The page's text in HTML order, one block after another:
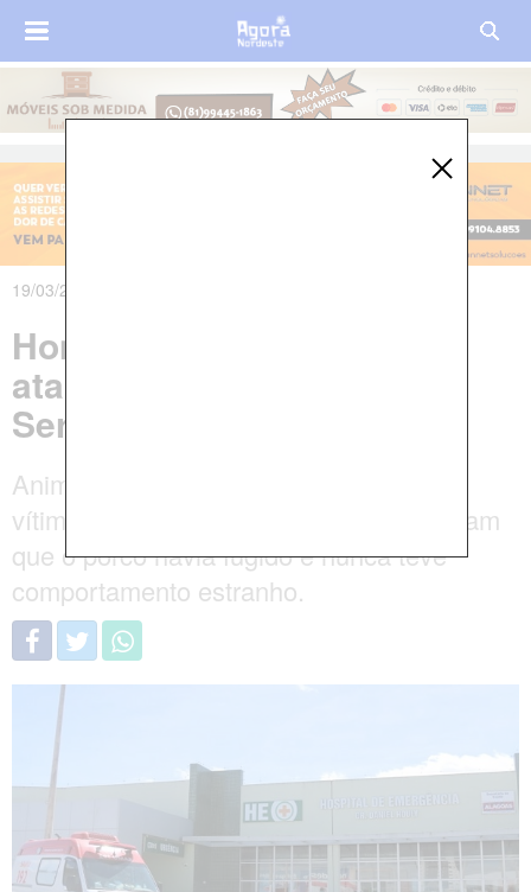
19/03/2025 às 00h54m
Homem morre após ser
atacado por um porco no
Sertão de Alagoas
Animal tem cerca de 150kg e mordeu a
vítima, de 65 anos. Testemunhas disseram
que o porco havia fugido e nunca teve
comportamento estranho.